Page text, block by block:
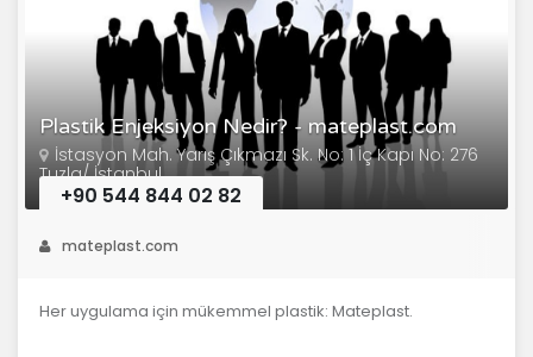
Plastik Enjeksiyon Nedir? - mateplast.com
İstasyon Mah. Yarış Çıkmazı Sk. No: 1 İç Kapı No: 276
Tuzla/ İstanbul
+90 544 844 02 82
mateplast.com
Her uygulama için mükemmel plastik: Mateplast.